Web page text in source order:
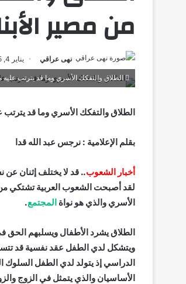
من مصير
نهى عراقي يناير 4, 2025
الطلاق والتفكك الأسري وما قد يترتب عليه
الطلاق والتفكك الأسري وما قد يترتب
بقلم الإعلامية : نرجس عبد الله قدا
أخبار الشعوب.. قد لا يختلف إثنان عن
لقد أصبحت الشعوب العربية تشتكي
الأسري والذي هو نواة المجتمع.
الطلاق يشرد الأطفال ويسلبهم الحق
ويتشكل لدي الطفل عقد نفسية قد
الدراسي إذ يتولد لدي الطفل السلوك
الأساسيان والذي يتمثل في الزوج